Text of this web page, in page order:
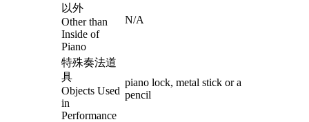
以外
Other than
Inside of
Piano
N/A
特殊奏法道
具
Objects Used
in
Performance
piano lock, metal stick or a
pencil